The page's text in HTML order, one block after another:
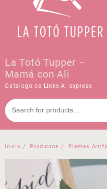
La Totó Tupper –
Mamá con Ali
Catalogo de Links Aliexpress
Inicio Productos Plantas